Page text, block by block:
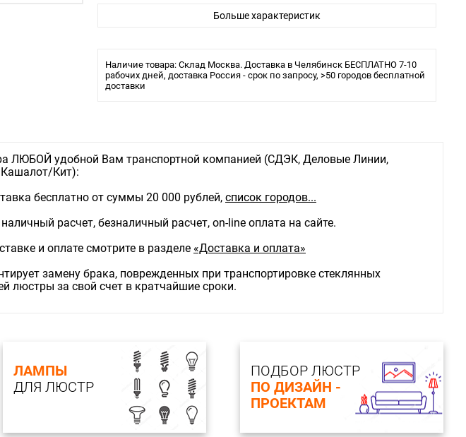
Светильник Диаметр врезного отверстия, мм:
Светильник Высота встраиваемой части, мм:
Больше характеристик
Наличие товара: Склад Москва. Доставка в Челябинск БЕСПЛАТНО 7-10
рабочих дней, доставка Россия - срок по запросу, >50 городов бесплатной
доставки
ЛЮБОЙ удобной Вам транспортной компанией (СДЭК, Деловые Линии,
Кашалот/Кит):
бесплатно от суммы 20 000 рублей, список городов...
расчет, безналичный расчет, on-line оплата на сайте.
и оплате смотрите в разделе «Доставка и оплата»
замену брака, поврежденных при транспортировке стеклянных
люстры за свой счет в кратчайшие сроки.
ЛАМПЫ
ДЛЯ ЛЮСТР
ПОДБОР ЛЮСТР
ПО ДИЗАЙН -
ПРОЕКТАМ